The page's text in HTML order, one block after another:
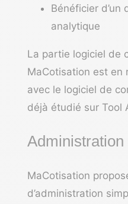
Bénéficier
analytique
La partie logiciel de
MaCotisation est en
avec le logiciel de
déjà étudié sur Tool
Administration
MaCotisation
d’administration